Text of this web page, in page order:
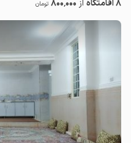
8 اقامتگاه از 800٬000 تومان